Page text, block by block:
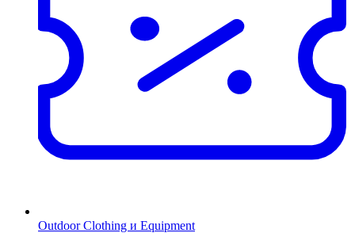
Outdoor Clothing и Equipment